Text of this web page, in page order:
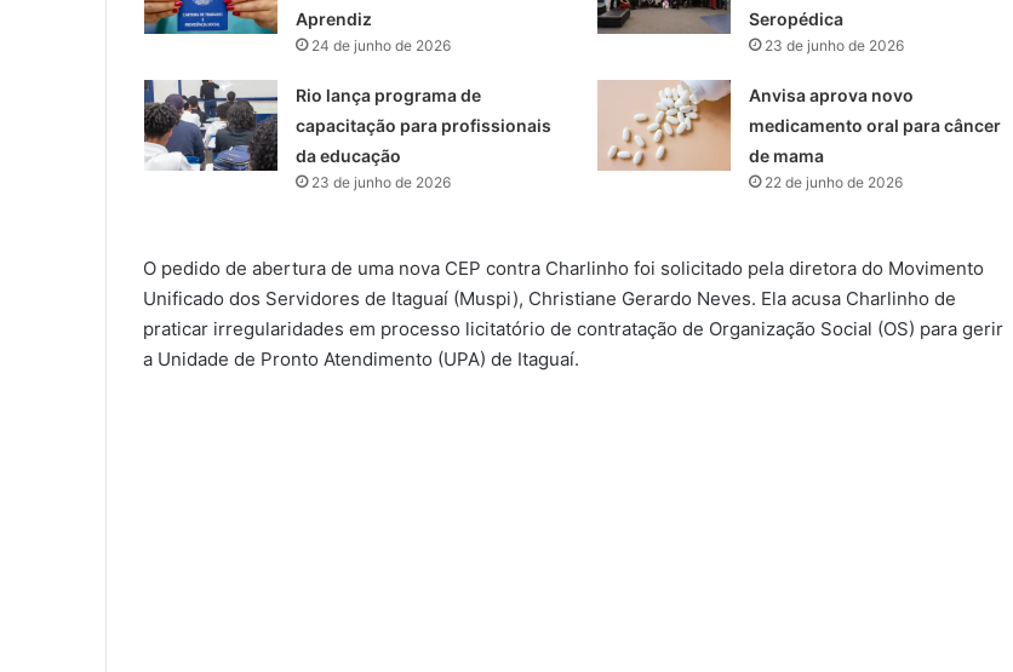
Aprendiz
24 de junho de 2026
Seropédica
23 de junho de 2026
Rio lança programa de
capacitação para profissionais
da educação
23 de junho de 2026
Anvisa aprova novo
medicamento oral para câncer
de mama
22 de junho de 2026
O pedido de abertura de uma nova CEP contra Charlinho foi solicitado pela diretora do Movimento
Unificado dos Servidores de Itaguaí (Muspi), Christiane Gerardo Neves. Ela acusa Charlinho de
praticar irregularidades em processo licitatório de contratação de Organização Social (OS) para gerir
a Unidade de Pronto Atendimento (UPA) de Itaguaí.